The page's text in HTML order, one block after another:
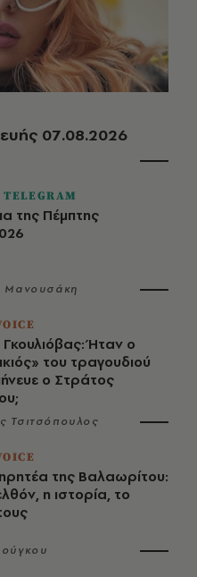
07.08.2026
της Πέμπτης
Μανουσάκη
Γκουλιόβας: Ήταν ο
του τραγουδιού
ο Στράτος
Τσιτσόπουλος
της Βαλαωρίτου:
η ιστορία, το